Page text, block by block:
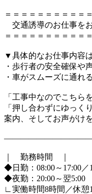
＝＝＝＝＝＝＝＝＝＝
交通誘導のお仕事を
＝＝＝＝＝＝＝＝＝＝
▼具体的なお仕事内容
・歩行者の安全確保や
・車がスムーズに通
「工事中なのでこちら
「押し合わずにゆっく
案内、そしてお声がけ
｜ 勤務時間 ｜
◆日勤：08:00～17:00／
◆夜勤：20:00～翌5:00
∟実働時間8時間／休憩